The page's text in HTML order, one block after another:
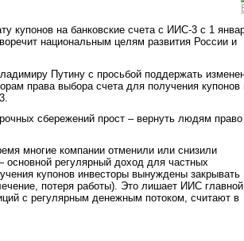
купонов на банковские счета с ИИС-3 с 1
национальным целям развития России и
Путину с просьбой поддержать
права выбора счета для получения купонов
сбережений прост – вернуть людям право
многие компании отменили или снизили
регулярный доход для частных
купонов инвесторы вынуждены закрывать
потеря работы). Это лишает ИИС главной
с регулярным денежным потоком, считают в